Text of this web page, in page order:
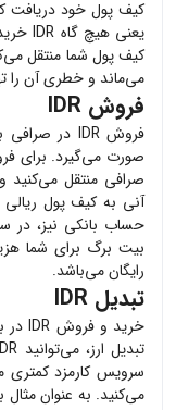
یعنی هیچ گاه IDR
کیف پول شما منتقل
می‌ماند و خطری آن را
فروش IDR
فروشIDR در صرافی
صورت می‌گیرد. برای
صرافی منتقل
آنی به کیف پول ریالی
حساب بانکی نیز، در
بیت برگ برای شما
رایگان می‌باشد.
تبدیل IDR
خرید و فروش IDRدر
تبدیل ارز، می‌توانید
سرویس کارمزد کمتری
می‌کنید. به عنوان مثال